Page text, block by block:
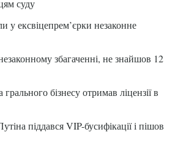
суду
ексвіцепрем’єрки незаконне
збагаченні, не знайшов 12
бізнесу отримав ліцензії в
піддався VIP-бусифікації і пішов